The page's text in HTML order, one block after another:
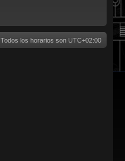
Todos los horarios son UTC+02:00